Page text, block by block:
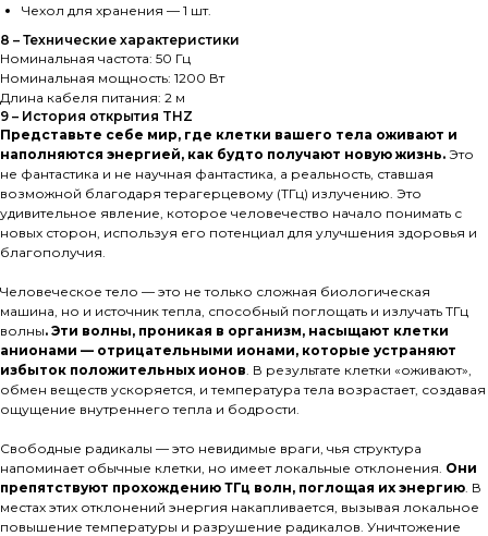
Чехол для хранения — 1 шт.
8 – Технические характеристики
Номинальная частота: 50 Гц
Номинальная мощность: 1200 Вт
Длина кабеля питания: 2 м
9 – История открытия THZ
Представьте себе мир, где клетки вашего тела оживают и
наполняются энергией, как будто получают новую жизнь. Это
не фантастика и не научная фантастика, а реальность, ставшая
возможной благодаря терагерцевому (ТГц) излучению. Это
удивительное явление, которое человечество начало понимать с
новых сторон, используя его потенциал для улучшения здоровья и
благополучия.
Человеческое тело — это не только сложная биологическая
машина, но и источник тепла, способный поглощать и излучать ТГц
волны. Эти волны, проникая в организм, насыщают клетки
анионами — отрицательными ионами, которые устраняют
избыток положительных ионов . В результате клетки «оживают»,
обмен веществ ускоряется, и температура тела возрастает, создавая
ощущение внутреннего тепла и бодрости.
Свободные радикалы — это невидимые враги, чья структура
напоминает обычные клетки, но имеет локальные отклонения. Они
препятствуют прохождению ТГц волн, поглощая их энергию . В
местах этих отклонений энергия накапливается, вызывая локальное
повышение температуры и разрушение радикалов. Уничтожение